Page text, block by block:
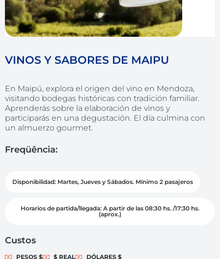
VINOS Y SABORES DE MAIPU
En Maipú, explora el origen del vino en Mendoza,
visitando bodegas históricas con tradición familiar.
Aprenderás sobre la elaboración de vinos y
participarás en una degustación. El día culmina con
un almuerzo gourmet.
Freqüência:
Disponibilidad: Martes, Jueves y Sábados. Mínimo 2 pasajeros
Horarios de partida/llegada: A partir de las 08:30 hs. /17:30 hs.
(aprox.)
Custos
PESOS $ $ REAL DÓLARES $